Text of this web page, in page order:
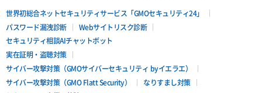
世界初総合ネットセキュリティサービス「GMOセキュリティ24」
パスワード漏洩診断
Webサイトリスク診断
セキュリティ相談AIチャットボット
実在証明・盗聴対策
サイバー攻撃対策（GMOサイバーセキュリティ byイエラエ）
サイバー攻撃対策（GMO Flatt Security）
なりすまし対策